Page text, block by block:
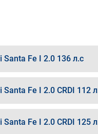
Santa Fe I 2.0 136 л.с
Santa Fe I 2.0 CRDI 112
Santa Fe I 2.0 CRDI 125